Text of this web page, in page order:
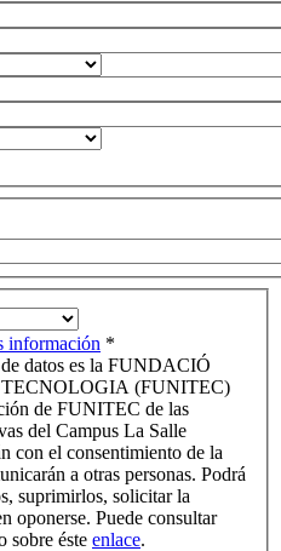
información *
datos es la FUNDACIÓ
(FUNITEC)
de FUNITEC de las
del Campus La Salle
con el consentimiento de la
a otras personas. Podrá
suprimirlos, solicitar la
oponerse. Puede consultar
sobre éste enlace.